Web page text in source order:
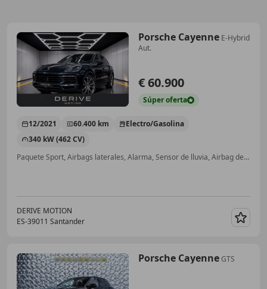
Porsche Cayenne E-Hybrid
Aut.
€ 60.900
Súperoferta
12/2021 60.400 km
Electro/Gasolina
340 kW (462 CV)
Paquete Sport, Airbags laterales, Alarma, Sensor de lluvia, Airbag del conductor, Cierre centralizado, ABS
DERIVE MOTION
ES-39011 Santander
Porsche CayenneGTS